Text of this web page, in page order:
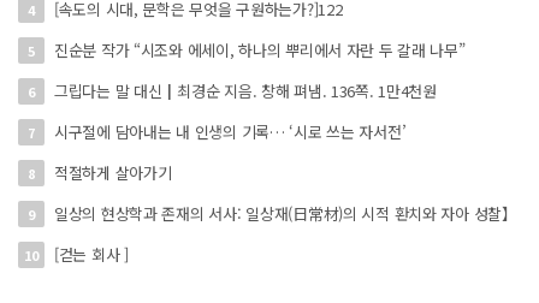
4 [속도의 시대, 문학은 무엇을 구원하는가?]122
5 진순분 작가 “시조와 에세이, 하나의 뿌리에서 자란 두 갈래 나무”
6 그립다는 말 대신┃최경순 지음. 창해 펴냄. 136쪽. 1만4천원
7 시구절에 담아내는 내 인생의 기록… ‘시로 쓰는 자서전’
8 적절하게 살아가기
9 일상의 현상학과 존재의 서사: 일상재(日常材)의 시적 환치와 자아 성찰】
10 [걷는 회사 ]